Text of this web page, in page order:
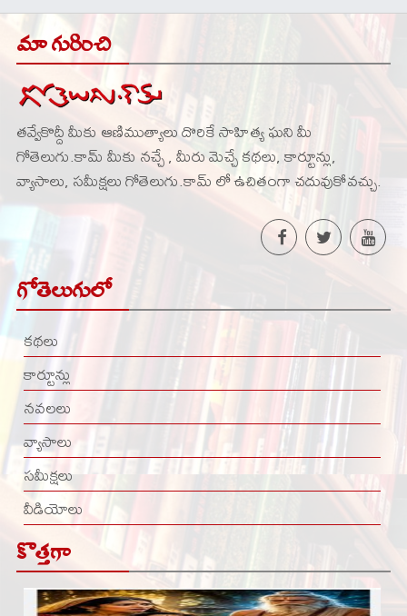
మా గురించి
తవ్వేకొద్దీ మీకు ఆణిముత్యాలు దొరికే సాహిత్య ఘని మీ
గోతెలుగు.కామ్ మీకు నచ్చే , మీరు మెచ్చే కథలు, కార్టూన్లు,
వ్యాసాలు, సమీక్షలు గోతెలుగు.కామ్ లో ఉచితంగా చదువుకోవచ్చు.
గోతెలుగులో
కథలు
కార్టూన్లు
నవలలు
వ్యాసాలు
సమీక్షలు
వీడియోలు
కొత్తగా